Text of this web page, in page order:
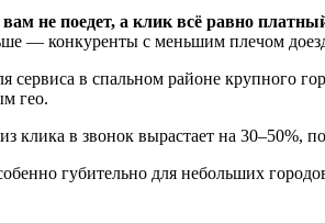
не поедет, а клик всё равно
— конкуренты с меньшим плечом
в спальном районе крупного
гео.
в звонок вырастает на 30–50%,
губительно для небольших